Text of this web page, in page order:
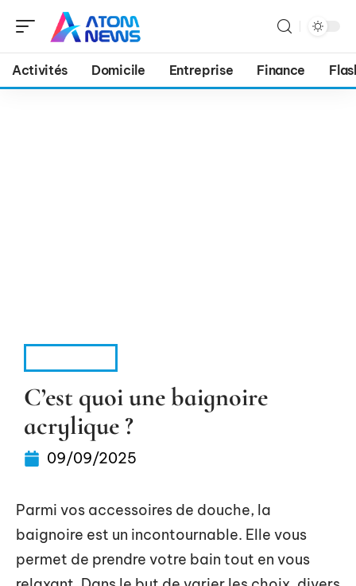
Activités Domicile Entreprise Finance
C’est quoi une baignoire
acrylique ?
09/09/2025
Parmi vos accessoires de douche, la
baignoire est un incontournable. Elle vous
permet de prendre votre bain tout en vous